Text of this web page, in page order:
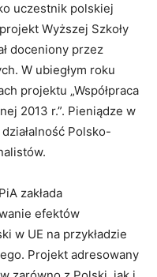
uczestnik polskiej
Wyższej Szkoły
doceniony przez
W ubiegłym roku
projektu „Współpraca
2013 r.”. Pieniądze w
Polsko-
zakłada
efektów
w UE na przykładzie
Projekt adresowany